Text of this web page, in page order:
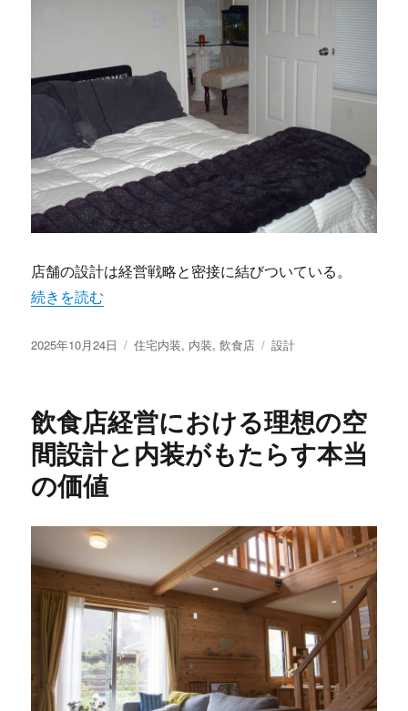
店舗の設計は経営戦略と密接に結びついている。
“飲食店の印象を左右する空間設計の真髄と経営を成功へ
続きを読む
投
2025年10月24日
カ
ー
住宅内装, 内装,飲食店
タ
設計
飲食店経営における理想の空
間設計と内装がもたらす本当
の価値